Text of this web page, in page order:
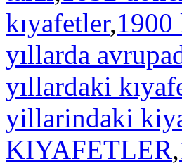
kıyafetler,1900
yıllarda
yıllardaki
yillarindaki
KIYAFETLER,